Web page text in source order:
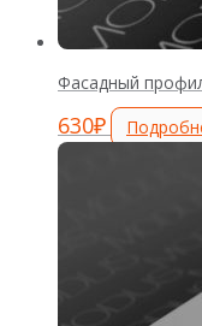
Фасадный
630₽